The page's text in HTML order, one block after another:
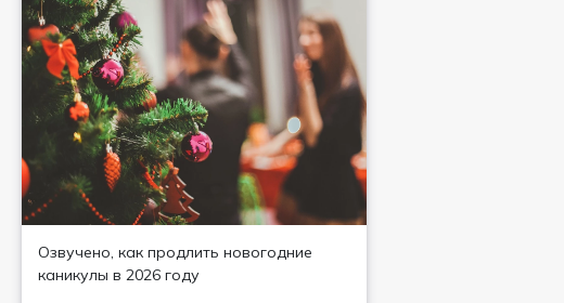
Озвучено, как продлить новогодние
каникулы в 2026 году